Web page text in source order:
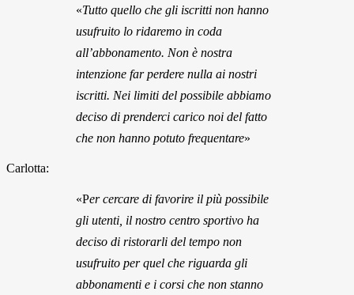
«Tutto quello che gli iscritti non hanno
usufruito lo ridaremo in coda
all’abbonamento. Non è nostra
intenzione far perdere nulla ai nostri
iscritti. Nei limiti del possibile abbiamo
deciso di prenderci carico noi del fatto
che non hanno potuto frequentare»
Carlotta:
«Per cercare di favorire il più possibile
gli utenti, il nostro centro sportivo ha
deciso di ristorarli del tempo non
usufruito per quel che riguarda gli
abbonamenti e i corsi che non stanno